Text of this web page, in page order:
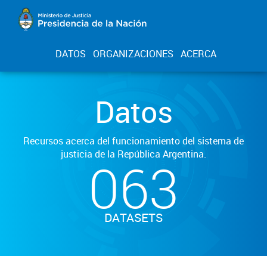
DATOS ORGANIZACIONES ACERCA
Datos
Recursos acerca del funcionamiento del sistema de
justicia de la República Argentina.
063
DATASETS